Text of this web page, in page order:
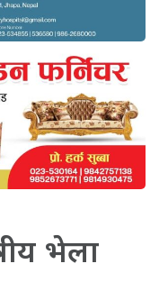
भेला